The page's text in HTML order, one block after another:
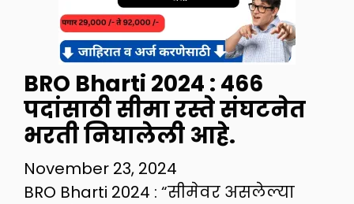
BRO Bharti 2024 : 466
पदांसाठी सीमा रस्ते संघटनेत
भरती निघालेली आहे.
November 23, 2024
BRO Bharti 2024 : “सीमेवर असलेल्या